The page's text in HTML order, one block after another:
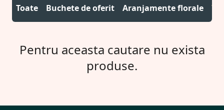
Toate Buchete de oferit Aranjamente florale
Pentru aceasta cautare nu exista
produse.